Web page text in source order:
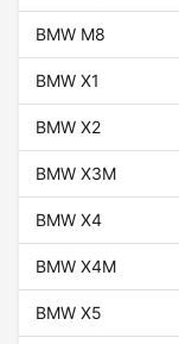
BMW M8
BMW X1
BMW X2
BMW X3M
BMW X4
BMW X4M
BMW X5